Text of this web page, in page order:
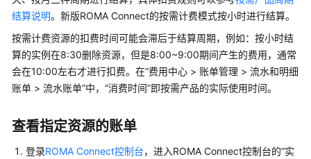
计
费
概
述
模
式
结算说明。新版ROMA Connect的按需计费模式按小时进行结算。
按需计费资源的扣费时间可能会滞后于结算周期，例如：按小时结
算的实例在8:30删除资源，但是8:00~9:00期间产生的费用，通常
会在10:00左右才进行扣费。在“费用中心 > 账单管理 > 流水和明细
账单 > 流水账单”中，“消费时间”即按需产品的实际使用时间。
查看指定资源的账单
登录ROMA Connect控制台，进入ROMA Connect控制台的“实